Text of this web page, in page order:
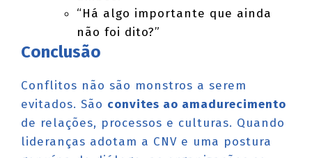
“Há algo importante que ainda
não foi dito?”
Conclusão
Conflitos não são monstros a serem
evitados. São convites ao amadurecimento
de relações, processos e culturas. Quando
lideranças adotam a CNV e uma postura